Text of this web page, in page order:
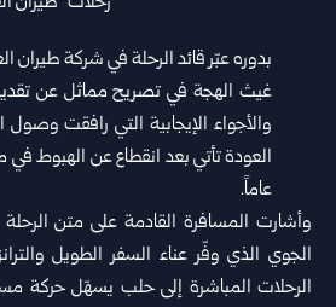
بدوره عبّر قائد الرحلة في شركة طيران
غيث ‌‏الهجة في تصريح مماثل عن
والأجواء الإيجابية التي ‌‏رافقت وصول
عاماً.‏
وأشارت المسافرة القادمة على متن
‌‏الجوي الذي وفّر عناء السفر الطويل
‌‏الرحلات المباشرة إلى حلب يسهّل حركة